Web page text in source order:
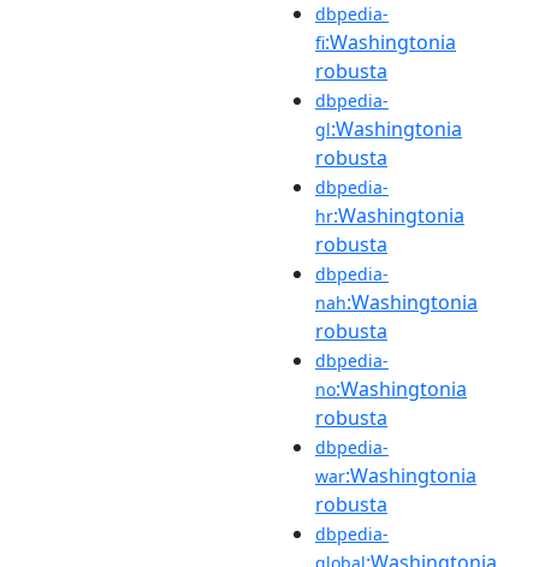
dbpedia-
fi:Washingtonia
robusta
dbpedia-
gl:Washingtonia
robusta
dbpedia-
hr:Washingtonia
robusta
dbpedia-
nah:Washingtonia
robusta
dbpedia-
no:Washingtonia
robusta
dbpedia-
war:Washingtonia
robusta
dbpedia-